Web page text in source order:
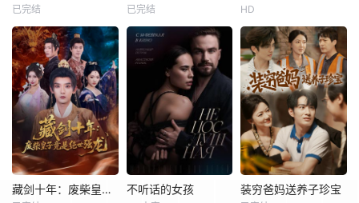
已完结 已完结 HD
藏剑十年：废柴皇子竟是绝世强龙 不听话的女孩 装穷爸妈送养子珍宝